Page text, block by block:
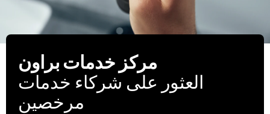
مركز خدمات براون
العثور على شركاء خدمات
مرخصين